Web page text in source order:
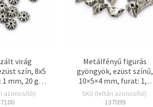
virág
szín, 8x5
mm, 20 g
db)
azonosító):
Metálfényű figurás
gyöngyök, ezüst színű,
10×5×4 mm, furat: 1,5
mm, 20 g (~200 db)
SKU (leltári azonosító):
137099